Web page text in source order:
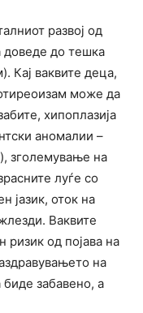
развој од
доведе до тешка
Кај ваквите деца,
може да
хипоплазија
аномалии –
зголемување на
луѓе со
јазик, оток на
Ваквите
ризик од појава на
на
забавено, а